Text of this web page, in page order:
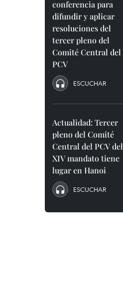
conferencia para
difundir y aplicar
resoluciones del
tercer pleno del
Comité Central del
PCV
ESCUCHAR
Actualidad: Tercer
pleno del Comité
Central del PCV del
XIV mandato tiene
lugar en Hanoi
ESCUCHAR